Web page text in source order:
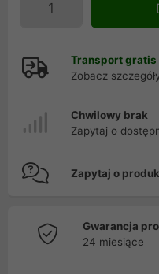
Transport gratis
Zobacz
Chwilowy brak
Zapytaj o
Zapytaj o
Gwarancja
24 miesiące